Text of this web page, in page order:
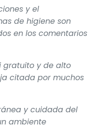
y el
de higiene son
en los comentarios
gratuito y de alto
citada por muchos
y cuidada del
ambiente